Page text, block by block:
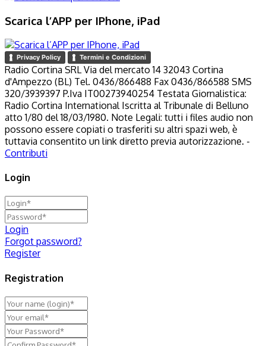
Scarica l’APP per IPhone, iPad
Privacy Policy Termini e Condizioni
Radio Cortina SRL Via del mercato 14 32043 Cortina
d'Ampezzo (BL) Tel. 0436/866488 Fax 0436/866588 SMS
320/3939397 P.Iva IT00273940254 Testata Giornalistica:
Radio Cortina International Iscritta al Tribunale di Belluno
atto 1/80 del 18/03/1980. Note Legali: tutti i files audio non
possono essere copiati o trasferiti su altri spazi web, è
tuttavia consentito un link diretto previa autorizzazione. -
Contributi
Login
Login
Forgot password?
Register
Registration